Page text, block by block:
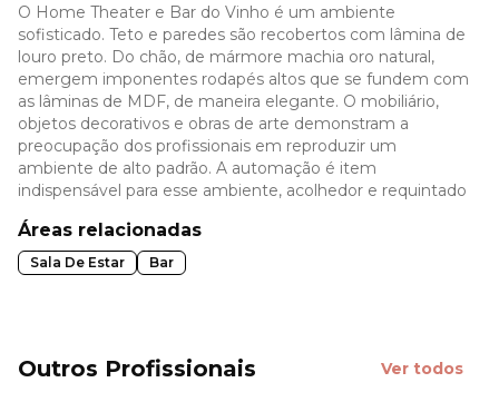
O Home Theater e Bar do Vinho é um ambiente
sofisticado. Teto e paredes são recobertos com lâmina de
louro preto. Do chão, de mármore machia oro natural,
emergem imponentes rodapés altos que se fundem com
as lâminas de MDF, de maneira elegante. O mobiliário,
objetos decorativos e obras de arte demonstram a
preocupação dos profissionais em reproduzir um
ambiente de alto padrão. A automação é item
indispensável para esse ambiente, acolhedor e requintado
Áreas relacionadas
Sala De Estar Bar
Outros Profissionais Ver todos